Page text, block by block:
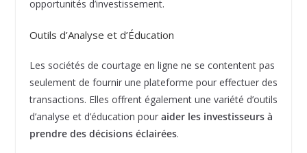
opportunités d’investissement.
Outils d’Analyse et d’Éducation
Les sociétés de courtage en ligne ne se contentent pas
seulement de fournir une plateforme pour effectuer des
transactions. Elles offrent également une variété d’outils
d’analyse et d’éducation pour aider les investisseurs à
prendre des décisions éclairées.